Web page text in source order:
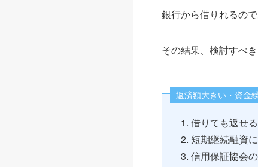
銀行から借りれるの
その結果、検討すべ
返済額大きい・資金
借りても返せ
短期継続融資
信用保証協会